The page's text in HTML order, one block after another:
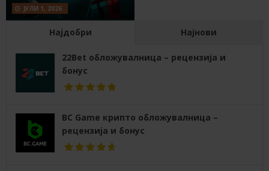
ЈУЛИ 1, 2026
Најдобри Најнови
22Bet обложувалница – рецензија и
бонус
BC Game крипто обложувалница –
рецензија и бонус